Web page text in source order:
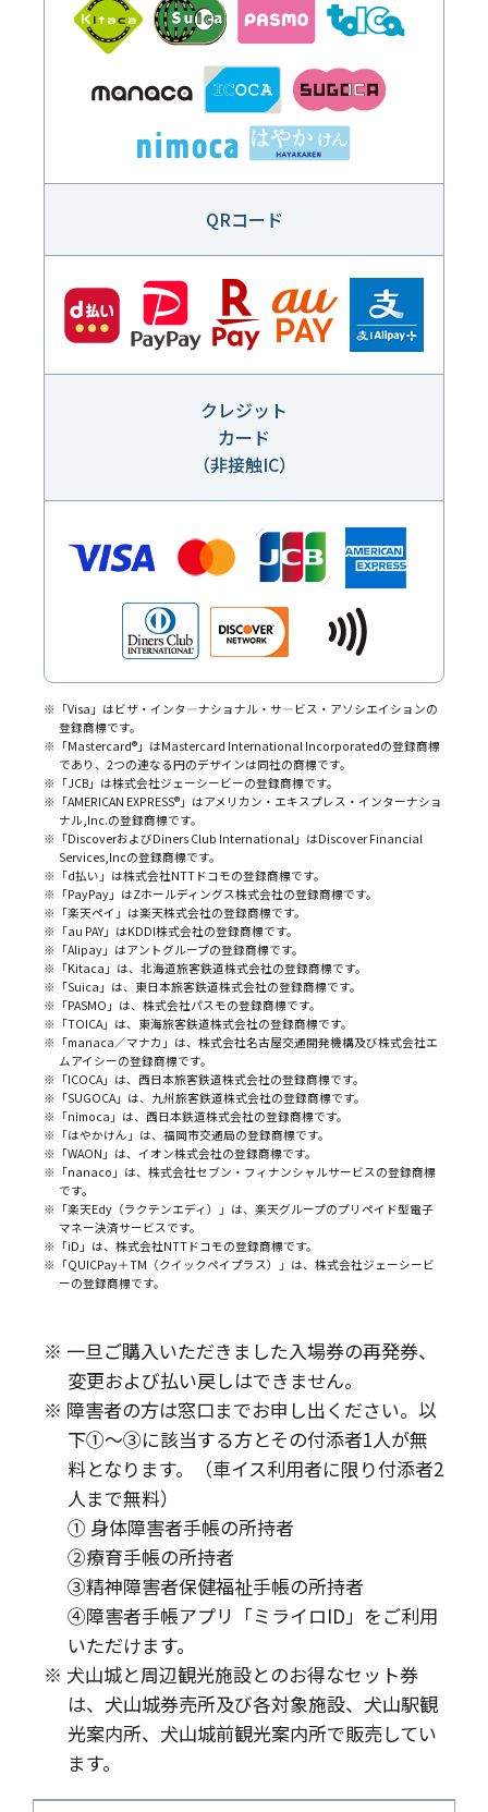
QRコード
クレジット
カード
（非接触IC）
※「Visa」はビザ・インタ―ナショナル・サ―ビス・アソシエイションの
登録商標です。
※「Mastercard®」はMastercard International Incorporatedの登録商標
であり、2つの連なる円のデザインは同社の商標です。
※「JCB」は株式会社ジェーシービーの登録商標です。
※「AMERICAN EXPRESS®」はアメリカン・エキスプレス・インターナショ
ナル,Inc.の登録商標です。
※「DiscoverおよびDiners Club International」はDiscover Financial
Services,Incの登録商標です。
※「d払い」は株式会社NTTドコモの登録商標です。
※「PayPay」はZホールディングス株式会社の登録商標です。
※「楽天ペイ」は楽天株式会社の登録商標です。
※「au PAY」はKDDI株式会社の登録商標です。
※「Alipay」はアントグループの登録商標です。
※「Kitaca」は、北海道旅客鉄道株式会社の登録商標です。
※「Suica」は、東日本旅客鉄道株式会社の登録商標です。
※「PASMO」は、株式会社パスモの登録商標です。
※「TOICA」は、東海旅客鉄道株式会社の登録商標です。
※「manaca／マナカ」は、株式会社名古屋交通開発機構及び株式会社エ
ムアイシーの登録商標です。
※「ICOCA」は、西日本旅客鉄道株式会社の登録商標です。
※「SUGOCA」は、九州旅客鉄道株式会社の登録商標です。
※「nimoca」は、西日本鉄道株式会社の登録商標です。
※「はやかけん」は、福岡市交通局の登録商標です。
※「WAON」は、イオン株式会社の登録商標です。
※「nanaco」は、株式会社セブン・フィナンシャルサービスの登録商標
です。
※「楽天Edy（ラクテンエディ）」は、楽天グループのプリペイド型電子
マネー決済サービスです。
※「iD」は、株式会社NTTドコモの登録商標です。
※「QUICPay＋TM（クイックペイプラス）」は、株式会社ジェーシービ
ーの登録商標です。
※ 一旦ご購入いただきました入場券の再発券、
変更および払い戻しはできません。
※ 障害者の方は窓口までお申し出ください。以
下①～③に該当する方とその付添者1人が無
料となります。（車イス利用者に限り付添者2
人まで無料）
① 身体障害者手帳の所持者
②療育手帳の所持者
③精神障害者保健福祉手帳の所持者
④障害者手帳アプリ「ミライロID」をご利用
いただけます。
※ 犬山城と周辺観光施設とのお得なセット券
は、犬山城券売所及び各対象施設、犬山駅観
光案内所、犬山城前観光案内所で販売してい
ます。